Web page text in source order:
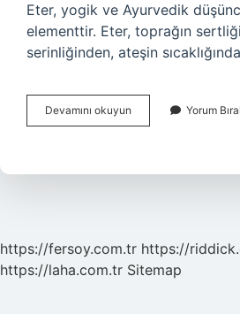
Eter, yogik ve Ayurvedik
elementtir. Eter, toprağın
serinliğinden, ateşin
Devamını okuyun
Temel
Dinde
Yorum
https://fersoy.com.tr https://
https://laha.com.tr Sitemap